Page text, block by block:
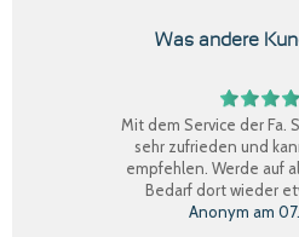
Was andere
Mit dem Service der Fa.
sehr zufrieden und
empfehlen. Werde auf
Bedarf dort wieder
Anonym am